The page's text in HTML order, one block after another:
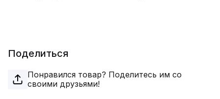
Поделиться
Понравился товар? Поделитесь им со
своими друзьями!